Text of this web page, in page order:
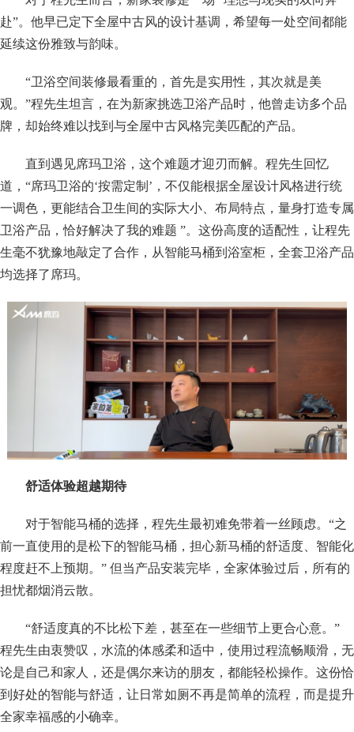
赴”。他早已定下全屋中古风的设计基调，希望每一处空间都能
延续这份雅致与韵味。
“卫浴空间装修最看重的，首先是实用性，其次就是美
观。”程先生坦言，在为新家挑选卫浴产品时，他曾走访多个品
牌，却始终难以找到与全屋中古风格完美匹配的产品。
直到遇见席玛卫浴，这个难题才迎刃而解。程先生回忆
道，“席玛卫浴的‘按需定制’，不仅能根据全屋设计风格进行统
一调色，更能结合卫生间的实际大小、布局特点，量身打造专属
卫浴产品，恰好解决了我的难题 ”。这份高度的适配性，让程先
生毫不犹豫地敲定了合作，从智能马桶到浴室柜，全套卫浴产品
均选择了席玛。
舒适体验超越期待
对于智能马桶的选择，程先生最初难免带着一丝顾虑。“之
前一直使用的是松下的智能马桶，担心新马桶的舒适度、智能化
程度赶不上预期。” 但当产品安装完毕，全家体验过后，所有的
担忧都烟消云散。
“舒适度真的不比松下差，甚至在一些细节上更合心意。”
程先生由衷赞叹，水流的体感柔和适中，使用过程流畅顺滑，无
论是自己和家人，还是偶尔来访的朋友，都能轻松操作。这份恰
到好处的智能与舒适，让日常如厕不再是简单的流程，而是提升
全家幸福感的小确幸。